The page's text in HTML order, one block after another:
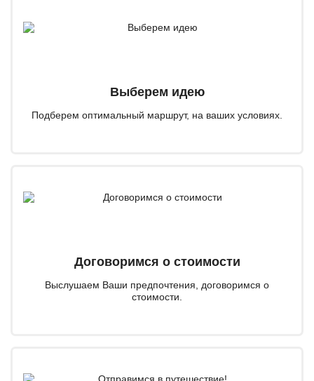
Выберем идею
Подберем оптимальный маршрут, на ваших условиях.
Договоримся о стоимости
Выслушаем Ваши предпочтения, договоримся о
стоимости.